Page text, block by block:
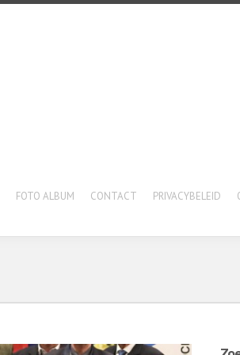
FOTO ALBUM CONTACT PRIVACYBELEID